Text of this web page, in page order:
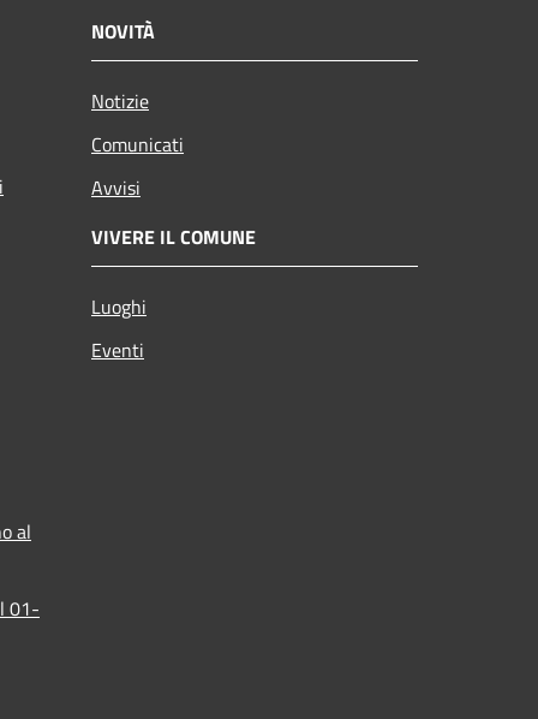
NOVITÀ
Notizie
Comunicati
Avvisi
VIVERE IL COMUNE
Luoghi
Eventi
al
01-